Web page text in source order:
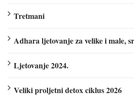
Tretmani
Adhara ljetovanje za velike i male,
Ljetovanje 2024.
Veliki proljetni detox ciklus 2026